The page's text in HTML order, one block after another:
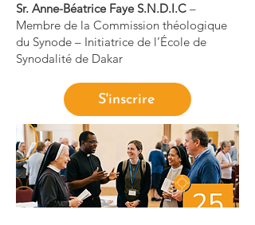
Sr. Anne-Béatrice Faye S.N.D.I.C –
Membre de la Commission théologique
du Synode – Initiatrice de l’École de
Synodalité de Dakar
S'inscrire